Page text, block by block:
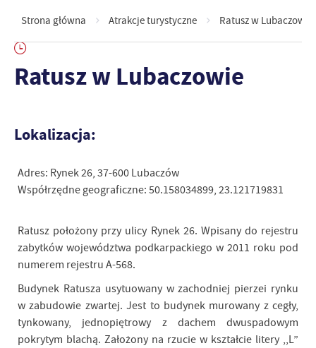
Strona główna Atrakcje turystyczne Ratusz w Lubaczowie
Ratusz w Lubaczowie
Lokalizacja:
Adres: Rynek 26, 37-600 Lubaczów
Współrzędne geograficzne: 50.158034899, 23.121719831
Ratusz położony przy ulicy Rynek 26. Wpisany do rejestru
zabytków województwa podkarpackiego w 2011 roku pod
numerem rejestru A-568.
Budynek Ratusza usytuowany w zachodniej pierzei rynku
w zabudowie zwartej. Jest to budynek murowany z cegły,
tynkowany, jednopiętrowy z dachem dwuspadowym
pokrytym blachą. Założony na rzucie w kształcie litery ,,L”